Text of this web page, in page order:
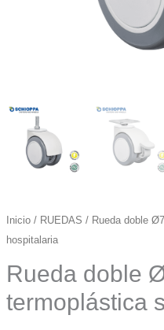
Inicio/ RUEDAS / Rueda doble
hospitalaria
Rueda doble
termoplástica